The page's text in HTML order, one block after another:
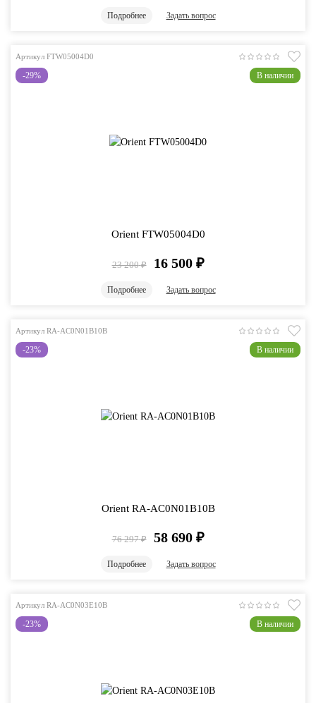
Подробнее Задать вопрос
Артикул FTW05004D0
-29% В наличии
Orient FTW05004D0
23 200 ₽ 16 500 ₽
Подробнее Задать вопрос
Артикул RA-AC0N01B10B
-23% В наличии
Orient RA-AC0N01B10B
76 297 ₽ 58 690 ₽
Подробнее Задать вопрос
Артикул RA-AC0N03E10B
-23% В наличии